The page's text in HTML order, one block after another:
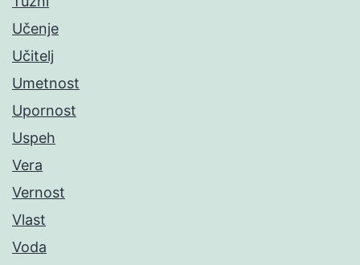
Učenje
Učitelj
Umetnost
Upornost
Uspeh
Vera
Vernost
Vlast
Voda